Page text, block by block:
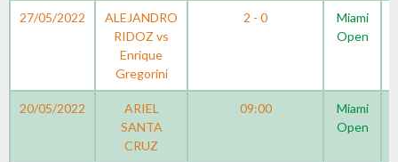
27/05/2022
ALEJANDRO
RIDOZ vs
Enrique
Gregorini
2 - 0
Miami
Open
20/05/2022
ARIEL
SANTA
CRUZ
09:00
Miami
Open